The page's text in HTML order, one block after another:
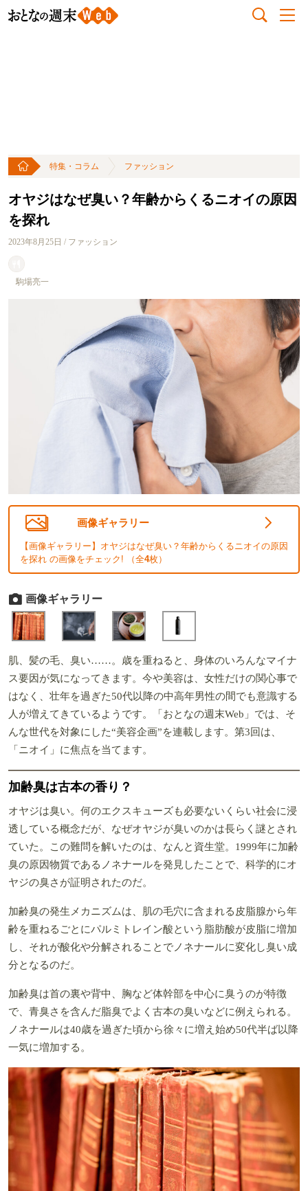
特集・コラム ファッション
オヤジはなぜ臭い？年齢からくるニオイの原因
を探れ
2023年8月25日 / ファッション
駒場亮一
画像ギャラリー
【画像ギャラリー】オヤジはなぜ臭い？年齢からくるニオイの原因
を探れ の画像をチェック! （全4枚）
画像ギャラリー
肌、髪の毛、臭い……。歳を重ねると、身体のいろんなマイナ
ス要因が気になってきます。今や美容は、女性だけの関心事で
はなく、壮年を過ぎた50代以降の中高年男性の間でも意識する
人が増えてきているようです。「おとなの週末Web」では、そ
んな世代を対象にした“美容企画”を連載します。第3回は、
「ニオイ」に焦点を当てます。
加齢臭は古本の香り？
オヤジは臭い。何のエクスキューズも必要ないくらい社会に浸
透している概念だが、なぜオヤジが臭いのかは長らく謎とされ
ていた。この難問を解いたのは、なんと資生堂。1999年に加齢
臭の原因物質であるノネナールを発見したことで、科学的にオ
ヤジの臭さが証明されたのだ。
加齢臭の発生メカニズムは、肌の毛穴に含まれる皮脂腺から年
齢を重ねるごとにパルミトレイン酸という脂肪酸が皮脂に増加
し、それが酸化や分解されることでノネナールに変化し臭い成
分となるのだ。
加齢臭は首の裏や背中、胸など体幹部を中心に臭うのが特徴
で、青臭さを含んだ脂臭でよく古本の臭いなどに例えられる。
ノネナールは40歳を過ぎた頃から徐々に増え始め50代半ば以降
一気に増加する。